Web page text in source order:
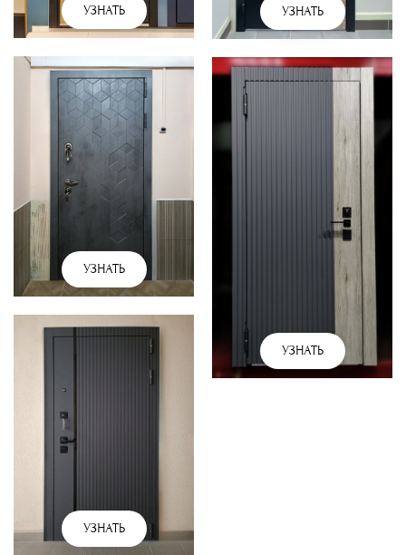
УЗНАТЬ
УЗНАТЬ
УЗНАТЬ
УЗНАТЬ
УЗНАТЬ